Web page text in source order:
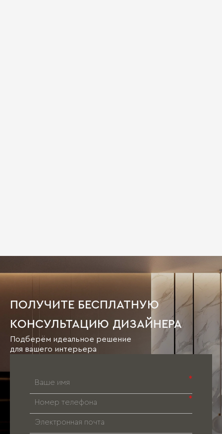
ПОЛУЧИТЕ БЕСПЛАТНУЮ
КОНСУЛЬТАЦИЮ ДИЗАЙНЕРА
Подберём идеальное решение
для вашего интерьера
*
*